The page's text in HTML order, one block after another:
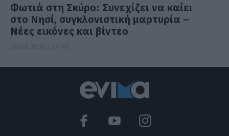
Φωτιά στη Σκύρο: Συνεχίζει να καίει
στο Νησί, συγκλονιστική μαρτυρία –
Νέες εικόνες και βίντεο